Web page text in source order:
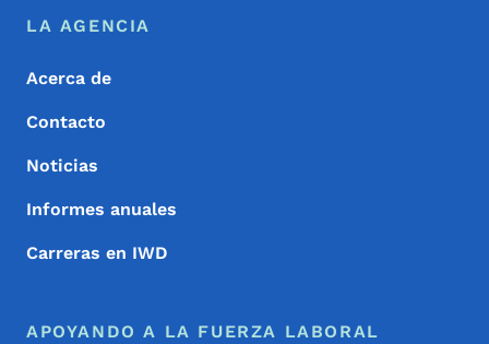
Menú de pie de página
Footer
LA AGENCIA
Acerca de
Contacto
Noticias
Informes anuales
Carreras en IWD
APOYANDO A LA FUERZA LABORAL